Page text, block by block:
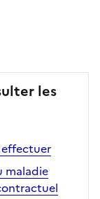
les
maladie